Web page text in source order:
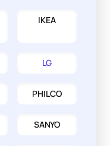
IKEA
LG
PHILCO
SANYO